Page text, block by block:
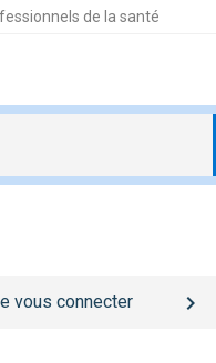
de la santé
vous connecter